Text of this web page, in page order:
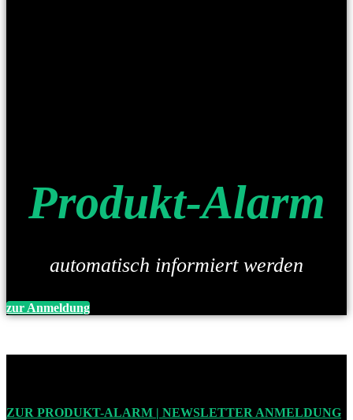
Produkt-Alarm
automatisch informiert werden
zur Anmeldung
ZUR PRODUKT-ALARM | NEWSLETTER ANMELDUNG